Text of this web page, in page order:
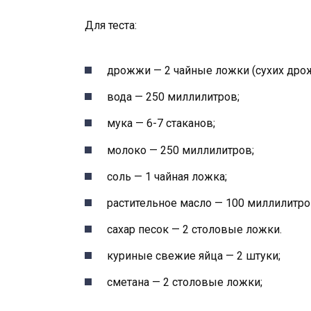
Для теста:
дрожжи — 2 чайные ложки (сухих
вода — 250 миллилитров;
мука — 6-7 стаканов;
молоко — 250 миллилитров;
соль — 1 чайная ложка;
растительное масло — 100
сахар песок — 2 столовые ложки.
куриные свежие яйца — 2 штуки;
сметана — 2 столовые ложки;